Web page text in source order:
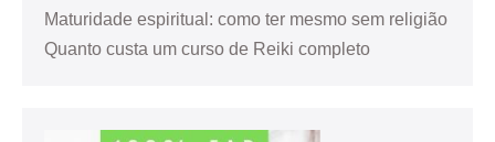
Maturidade espiritual: como ter mesmo sem religião
Quanto custa um curso de Reiki completo